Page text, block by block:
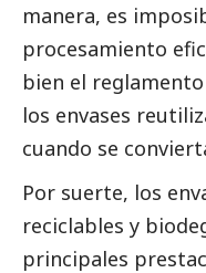
manera, es
procesamiento
bien el
los envases
cuando se
Por suerte, los
reciclables y
principales